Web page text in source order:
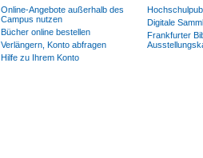
Online-Angebote außerhalb des
Campus nutzen
Bücher online bestellen
Verlängern, Konto abfragen
Hilfe zu Ihrem Konto
Digitale
Frankfurter